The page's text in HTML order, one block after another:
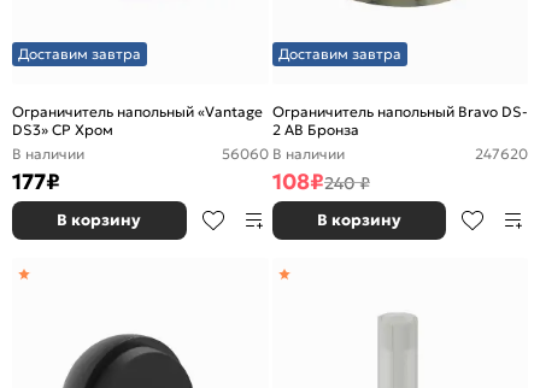
Доставим завтра
Ограничитель напольный «Vantage
DS3» CP Хром
В наличии
56060
177₽
В корзину
Доставим завтра
Ограничитель напольный Bravo DS-
2 AB Бронза
В наличии
247620
108₽240 ₽
В корзину